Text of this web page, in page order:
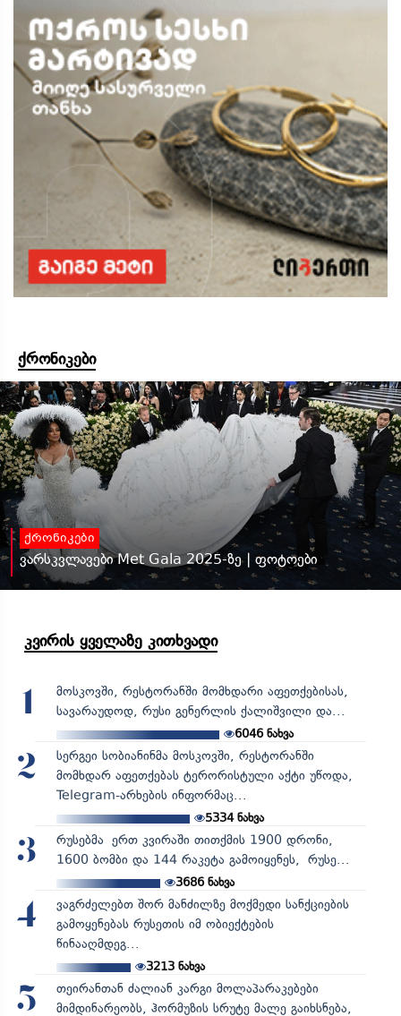
ქრონიკები
ქრონიკები
ვარსკვლავები Met Gala 2025-ზე | ფოტოები
კვირის ყველაზე კითხვადი
1
მოსკოვში, რესტორანში მომხდარი აფეთქებისას,
სავარაუდოდ, რუსი გენერლის ქალიშვილი და...
6046ნახვა
2
სერგეი სობიანინმა მოსკოვში, რესტორანში
მომხდარ აფეთქებას ტერორისტული აქტი უწოდა,
Telegram-არხების ინფორმაც...
5334ნახვა
3
რუსებმა ერთ კვირაში თითქმის 1900 დრონი,
1600 ბომბი და 144 რაკეტა გამოიყენეს, რუსე...
3686ნახვა
4
ვაგრძელებთ შორ მანძილზე მოქმედი სანქციების
გამოყენებას რუსეთის იმ ობიექტების
წინააღმდეგ...
3213ნახვა
5
თეირანთან ძალიან კარგი მოლაპარაკებები
მიმდინარეობს, ჰორმუზის სრუტე მალე გაიხსნება,